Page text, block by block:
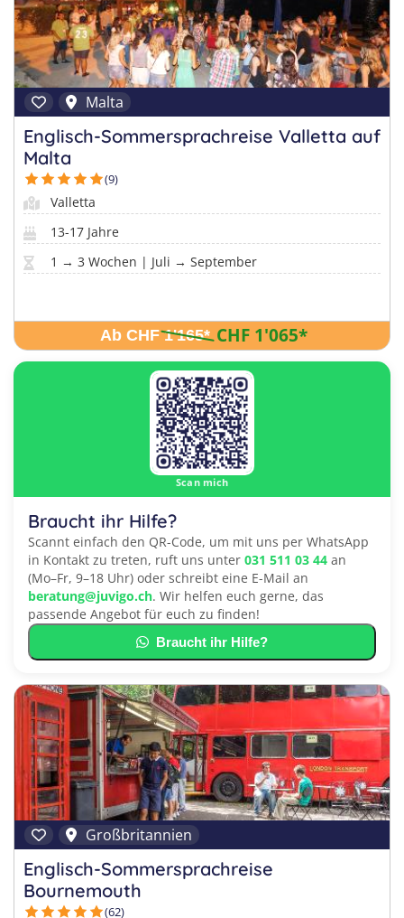
Malta
Englisch-Sommersprachreise Valletta auf
Malta
(9)
Valletta
13-17 Jahre
1 → 3 Wochen | Juli → September
Ab CHF 1'165* CHF 1'065*
Scan mich
Braucht ihr Hilfe?
Scannt einfach den QR-Code, um mit uns per WhatsApp
in Kontakt zu treten, ruft uns unter 031 511 03 44 an
(Mo–Fr, 9–18 Uhr) oder schreibt eine E-Mail an
beratung@juvigo.ch. Wir helfen euch gerne, das
passende Angebot für euch zu finden!
Braucht ihr Hilfe?
Großbritannien
Englisch-Sommersprachreise
Bournemouth
(62)